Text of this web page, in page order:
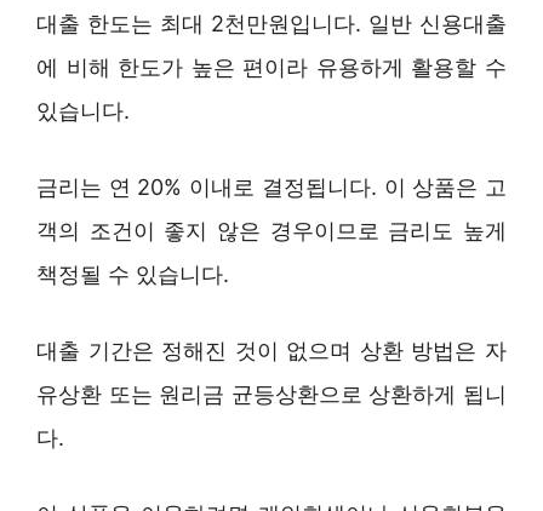
대출 한도는 최대 2천만원입니다. 일반 신용대출
에 비해 한도가 높은 편이라 유용하게 활용할 수
있습니다.
금리는 연 20% 이내로 결정됩니다. 이 상품은 고
객의 조건이 좋지 않은 경우이므로 금리도 높게
책정될 수 있습니다.
대출 기간은 정해진 것이 없으며 상환 방법은 자
유상환 또는 원리금 균등상환으로 상환하게 됩니
다.